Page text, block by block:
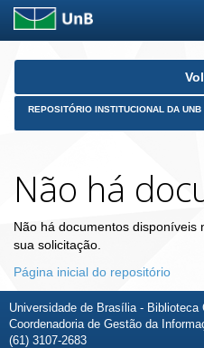
Skip
REPOSITÓRIO INSTITUCIONAL DA UNB
Não há
Não há documentos disponíveis
sua solicitação.
Página inicial do repositório
Universidade de Brasília - Biblioteca
Coordenadoria de Gestão da
(61) 3107-2683